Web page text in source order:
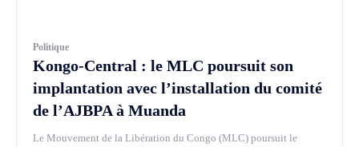
Politique
Kongo-Central : le MLC poursuit son
implantation avec l’installation du comité
de l’AJBPA à Muanda
Le Mouvement de la Libération du Congo (MLC) poursuit le